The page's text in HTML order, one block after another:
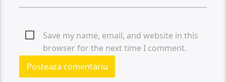
Save my name, email, and website in this
browser for the next time I comment.